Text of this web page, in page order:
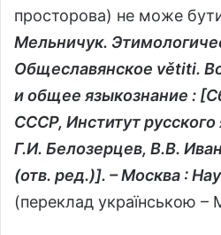
просторова) не може
Мельничук.
Общеславянское větiti.
и общее языкознание :
СССР, Институт
Г.И. Белозерцев, В.В.
(отв. ред.)]. – Москва :
(переклад українською –